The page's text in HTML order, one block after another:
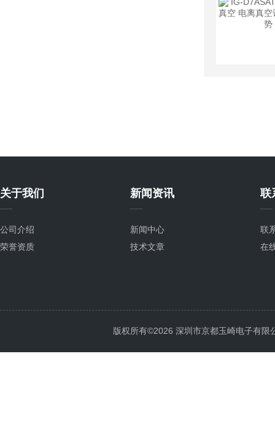
关于我们
公司介绍
荣誉资质
新闻资讯
新闻中心
技术文章
联
联
在
版权所有©2026 深圳市京都玉崎电子有